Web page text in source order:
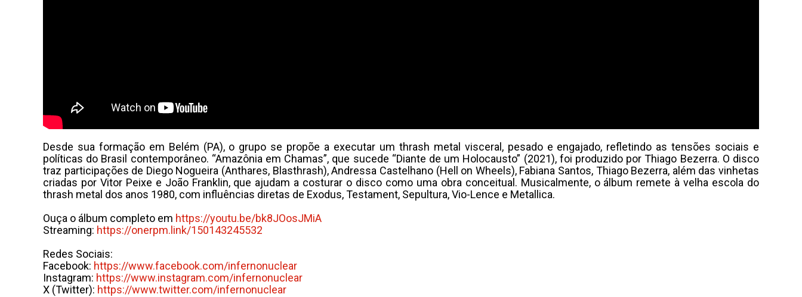
Desde sua formação em Belém (PA), o grupo se propõe a executar um thrash metal visceral, pesado e engajado, refletindo as tensões sociais e
políticas do Brasil contemporâneo. “Amazônia em Chamas”, que sucede “Diante de um Holocausto” (2021), foi produzido por Thiago Bezerra. O disco
traz participações de Diego Nogueira (Anthares, Blasthrash), Andressa Castelhano (Hell on Wheels), Fabiana Santos, Thiago Bezerra, além das vinhetas
criadas por Vitor Peixe e João Franklin, que ajudam a costurar o disco como uma obra conceitual. Musicalmente, o álbum remete à velha escola do
thrash metal dos anos 1980, com influências diretas de Exodus, Testament, Sepultura, Vio-Lence e Metallica.
Ouça o álbum completo em https://youtu.be/bk8JOosJMiA
Streaming: https://onerpm.link/150143245532
Redes Sociais:
Facebook: https://www.facebook.com/infernonuclear
Instagram: https://www.instagram.com/infernonuclear
X (Twitter): https://www.twitter.com/infernonuclear